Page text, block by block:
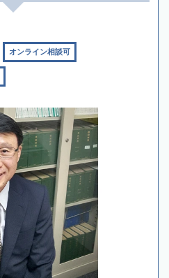
オンライン相談可